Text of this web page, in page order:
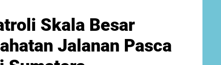
Skala Besar
Jalanan Pasca